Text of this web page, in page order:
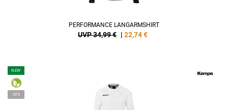
PERFORMANCE LANGARMSHIRT
UVP 34,99 € | 22,74€
NEW
-35%